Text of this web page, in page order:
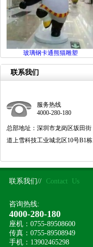
玻璃钢卡通熊猫雕塑
联系我们
服务热线
4000-280-180
总部地址：深圳市龙岗区坂田街
道上雪科技工业城北区10号B1栋
联系我们// Contact Us
咨询热线:
4000-280-180
座机：0755-89508600
传真：0755-89508949
手机：13902465298